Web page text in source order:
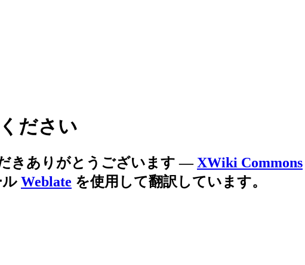
ださい
きありがとうございます — XWiki Commons
Weblate を使用して翻訳しています。